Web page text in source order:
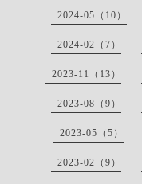
2024-05（10）
2024-02（7）
2023-11（13）
2023-08（9）
2023-05（5）
2023-02（9）